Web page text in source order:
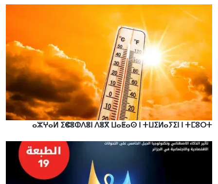
ⴰⵣⵖⴰⵍ ⵉⵞⴻⵀⴷⴻⵏ ⴷⴻⴳ ⵡⴰⵟⴰⵙ ⵏ ⵜⵡⵉⵍⴰⵢⵉⵏ ⵏ ⵜⵎⵓⵔⵜ